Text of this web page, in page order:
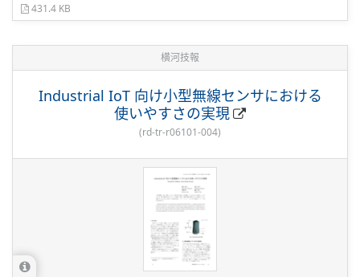
431.4 KB
横河技報
Industrial IoT 向け小型無線センサにおける
使いやすさの実現
(rd-tr-r06101-004)